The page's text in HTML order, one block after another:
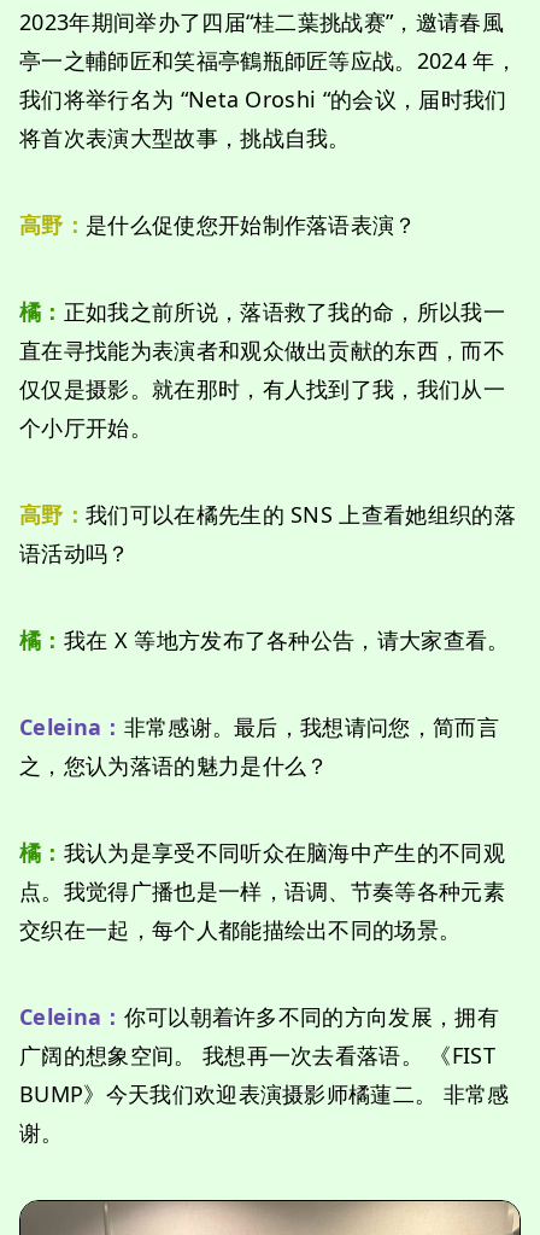
2023年期间举办了四届“桂二葉挑战赛”，邀请春風
亭一之輔師匠和笑福亭鶴瓶師匠等应战。2024 年，
我们将举行名为 “Neta Oroshi “的会议，届时我们
将首次表演大型故事，挑战自我。
高野： 是什么促使您开始制作落语表演？
橘 ： 正如我之前所说，落语救了我的命，所以我一
直在寻找能为表演者和观众做出贡献的东西，而不
仅仅是摄影。就在那时，有人找到了我，我们从一
个小厅开始。
高野： 我们可以在橘先生的 SNS 上查看她组织的落
语活动吗？
橘 ： 我在 X 等地方发布了各种公告，请大家查看。
Celeina： 非常感谢。最后，我想请问您，简而言
之，您认为落语的魅力是什么？
橘 ： 我认为是享受不同听众在脑海中产生的不同观
点。我觉得广播也是一样，语调、节奏等各种元素
交织在一起，每个人都能描绘出不同的场景。
Celeina： 你可以朝着许多不同的方向发展，拥有
广阔的想象空间。 我想再一次去看落语。 《FIST
BUMP》今天我们欢迎表演摄影师橘蓮二。 非常感
谢。